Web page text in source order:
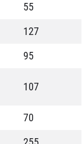
55
127
95
107
70